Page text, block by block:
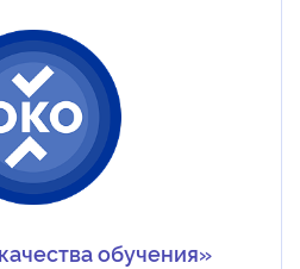
обучения»